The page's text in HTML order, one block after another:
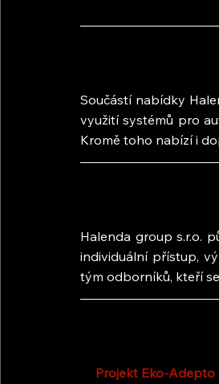
Součástí nabídky
využití systémů pro
Kromě toho nabízí i
Halenda group s.r.o.
individuální přístup,
tým odborníků, kteří
Projekt Eko-